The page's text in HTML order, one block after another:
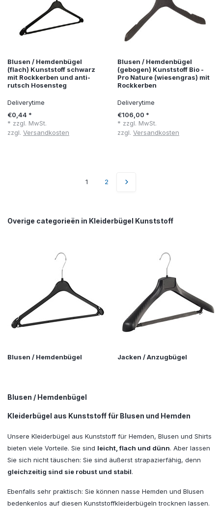
Blusen / Hemdenbügel
(flach) Kunststoff schwarz
mit Rockkerben und anti-
rutsch Hosensteg
Deliverytime
€0,44 *
* zzgl. MwSt.
zzgl. Versandkosten
Blusen / Hemdenbügel
(gebogen) Kunststoff Bio -
Pro Nature (wiesengras) mit
Rockkerben
Deliverytime
€106,00 *
* zzgl. MwSt.
zzgl. Versandkosten
1 2
Overige categorieën in Kleiderbügel Kunststoff
Blusen / Hemdenbügel Jacken / Anzugbügel
Blusen / Hemdenbügel
Kleiderbügel aus Kunststoff für Blusen und Hemden
Unsere Kleiderbügel aus Kunststoff für Hemden, Blusen und Shirts
bieten viele Vorteile. Sie sind leicht, flach und dünn. Aber lassen
Sie sich nicht täuschen: Sie sind äußerst strapazierfähig, denn
gleichzeitig sind sie robust und stabil.
Ebenfalls sehr praktisch: Sie können nasse Hemden und Blusen
bedenkenlos auf diesen Kunststoffkleiderbügeln trocknen lassen.